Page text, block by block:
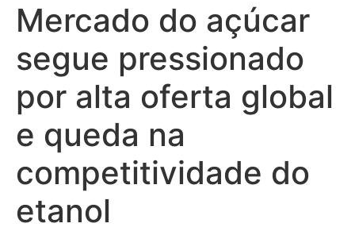
Mercado do açúcar
segue pressionado
por alta oferta global
e queda na
competitividade do
etanol